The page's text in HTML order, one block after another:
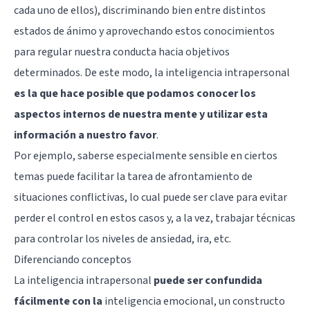
cada uno de ellos), discriminando bien entre distintos
estados de ánimo y aprovechando estos conocimientos
para regular nuestra conducta hacia objetivos
determinados. De este modo, la inteligencia intrapersonal
es la que hace posible que podamos conocer los
aspectos internos de nuestra mente y utilizar esta
información a nuestro favor.
Por ejemplo, saberse especialmente sensible en ciertos
temas puede facilitar la tarea de afrontamiento de
situaciones conflictivas, lo cual puede ser clave paraevitar
perder el control en estos casosy, a la vez, trabajar técnicas
para controlar los niveles de ansiedad, ira, etc.
Diferenciando conceptos
La inteligencia intrapersonal puede ser confundida
fácilmente con la inteligencia emocional, un constructo